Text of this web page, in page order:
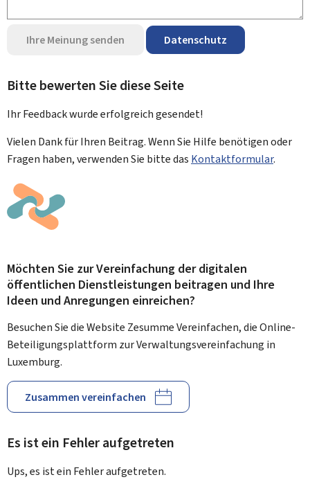
Ihre Meinung senden Datenschutz
Bitte bewerten Sie diese Seite
Ihr Feedback wurdeerfolgreichgesendet!
Vielen Dank für Ihren Beitrag. Wenn Sie Hilfe benötigen oder
Fragen haben, verwenden Sie bitte das Kontaktformular.
Möchten Sie zur Vereinfachung der digitalen
öffentlichen Dienstleistungen beitragen und Ihre
Ideen und Anregungen einreichen?
Besuchen Sie die Website Zesumme Vereinfachen, die Online-
Beteiligungsplattform zur Verwaltungsvereinfachung in
Luxemburg.
Zusammen vereinfachen
Es ist ein Fehler aufgetreten
Ups, es ist ein Fehler aufgetreten.